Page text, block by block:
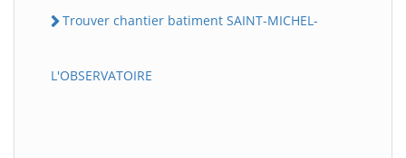
Trouver chantier batiment SAINT-MICHEL-
L'OBSERVATOIRE